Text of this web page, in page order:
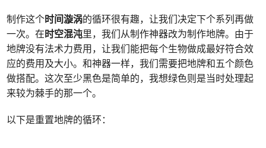
制作这个时间漩涡的循环很有趣，让我们决定下个系列再做
一次。在时空混沌里，我们从制作神器改为制作地牌。由于
地牌没有法术力费用，让我们能把每个生物做成最好符合效
应的费用及大小。和神器一样，我们需要把地牌和五个颜色
做搭配。这次至少黑色是简单的，我想绿色则是当时处理起
来较为棘手的那一个。
以下是重置地牌的循环：